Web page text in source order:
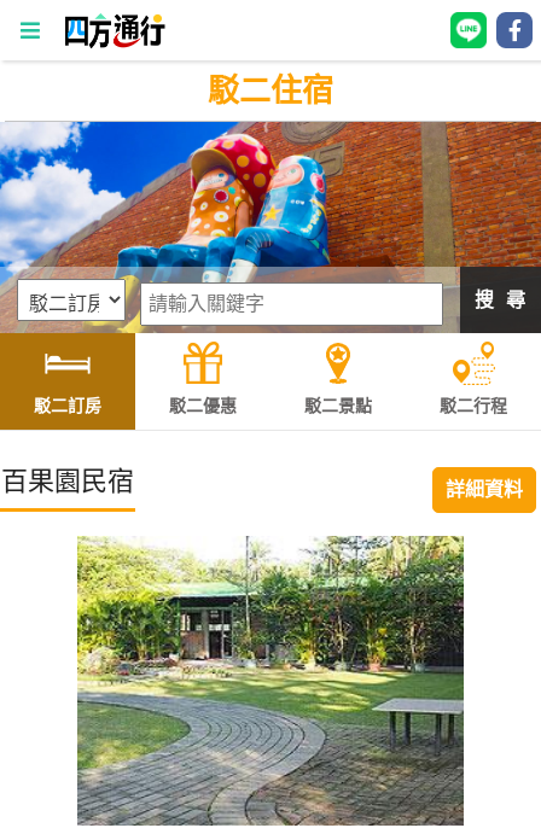
四
方
通
行
訂
房
灣
訂
房
直接跟飯店訂房 HOT
駁二住宿
搜 尋
駁二訂房 駁二優惠 駁二景點 駁二行程
百果園民宿 詳細資料